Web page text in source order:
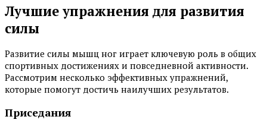
Лучшие упражнения для развития
силы
Развитие силы мышц ног играет ключевую роль в общих
спортивных достижениях и повседневной активности.
Рассмотрим несколько эффективных упражнений,
которые помогут достичь наилучших результатов.
Приседания